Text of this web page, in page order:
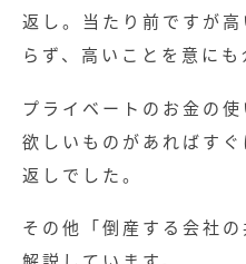
返し。当たり前ですが
らず、高いことを意にも
プライベートのお金の
欲しいものがあればす
返しでした。
その他「倒産する会社